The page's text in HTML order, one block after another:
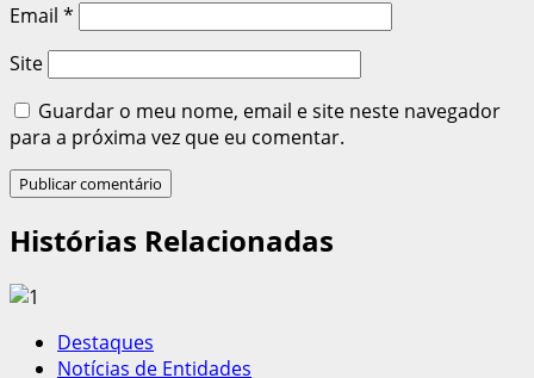
Email *
Site
Guardar o meu nome, email e site neste navegador
para a próxima vez que eu comentar.
Histórias Relacionadas
Destaques
Notícias de Entidades